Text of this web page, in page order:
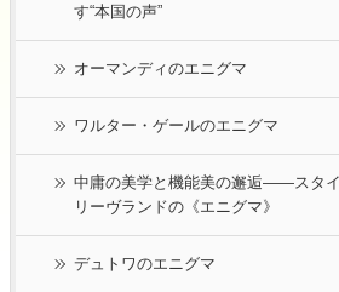
す“本国の声”
オーマンディのエニグマ
ワルター・ゲールのエニグマ
中庸の美学と機能美の邂逅――スタ
リーヴランドの《エニグマ》
デュトワのエニグマ